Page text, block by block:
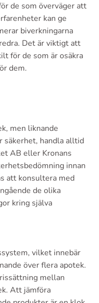
de som överväger att
kan ge
biverkningarna
Det är viktigt att
för de som är osäkra
dem.
men liknande
säkerhet, handla alltid
AB eller Kronans
innan
att konsultera med
de olika
kring själva
vilket innebär
över flera apotek.
mellan
Att jämföra